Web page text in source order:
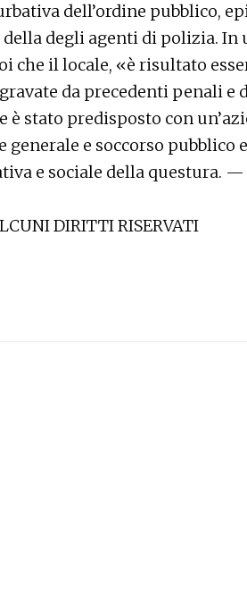
dell’ordine pubblico,
degli agenti di polizia. In
che il locale, «è risultato
da precedenti penali e
è stato predisposto con
generale e soccorso
e sociale della questura. —
DIRITTI RISERVATI